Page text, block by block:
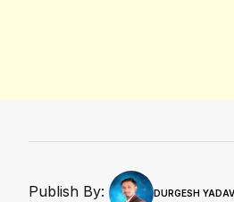
Publish By: DURGESH YADAV